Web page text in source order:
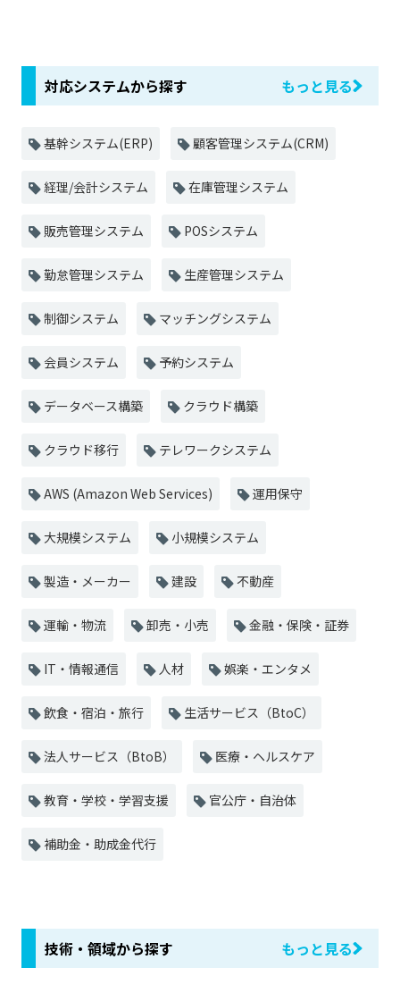
対応システムから探す もっと見る
基幹システム(ERP) 顧客管理システム(CRM)
経理/会計システム 在庫管理システム
販売管理システム POSシステム
勤怠管理システム 生産管理システム
制御システム マッチングシステム
会員システム 予約システム
データベース構築 クラウド構築
クラウド移行 テレワークシステム
AWS (Amazon Web Services) 運用保守
大規模システム 小規模システム
製造・メーカー 建設 不動産
運輸・物流 卸売・小売 金融・保険・証券
IT・情報通信 人材 娯楽・エンタメ
飲食・宿泊・旅行 生活サービス（BtoC）
法人サービス（BtoB） 医療・ヘルスケア
教育・学校・学習支援 官公庁・自治体
補助金・助成金代行
技術・領域から探す もっと見る